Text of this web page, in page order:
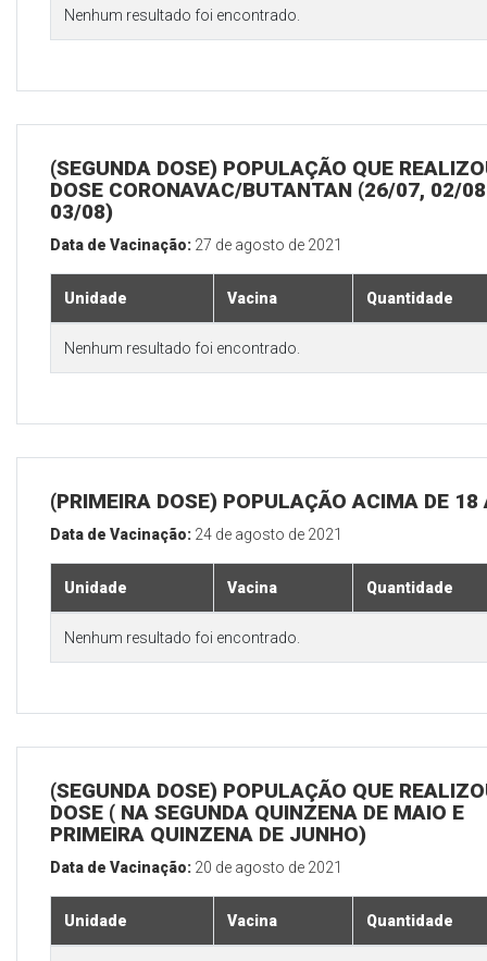
Nenhum resultado foi encontrado.
(SEGUNDA DOSE) POPULAÇÃO QUE
DOSE CORONAVAC/BUTANTAN (26/07, 02/
03/08)
Data de Vacinação: 27 de agosto de 2021
Unidade Vacina Quantidade
Nenhum resultado foi encontrado.
(PRIMEIRA DOSE) POPULAÇÃO ACIMA DE 18
Data de Vacinação: 24 de agosto de 2021
Unidade Vacina Quantidade
Nenhum resultado foi encontrado.
(SEGUNDA DOSE) POPULAÇÃO QUE
DOSE ( NA SEGUNDA QUINZENA DE MAIO E
PRIMEIRA QUINZENA DE JUNHO)
Data de Vacinação: 20 de agosto de 2021
Unidade Vacina Quantidade